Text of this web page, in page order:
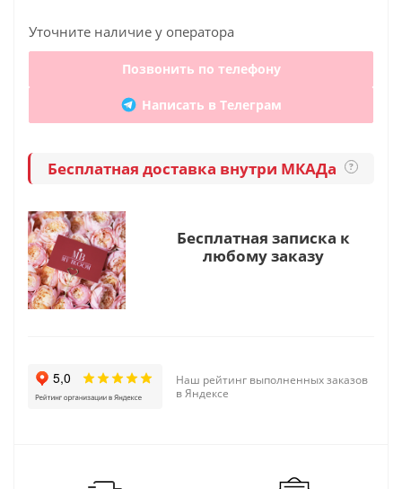
Уточните наличие у оператора
Позвонить по телефону
Написать в Телеграм
Бесплатная доставка внутри МКАДа ?
Бесплатная записка к
любому заказу
Наш рейтинг выполненных заказов
в Яндексе